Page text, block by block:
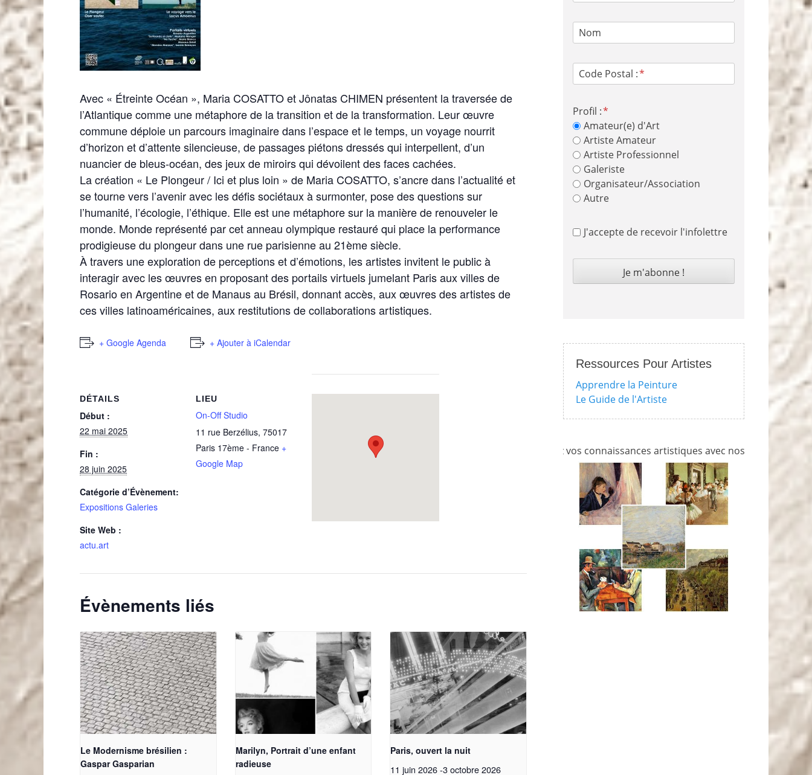
Avec « Étreinte Océan », Maria COSATTO et Jônatas CHIMEN présentent la traversée de
l’Atlantique comme une métaphore de la transition et de la transformation. Leur œuvre
commune déploie un parcours imaginaire dans l’espace et le temps, un voyage nourrit
d’horizon et d’attente silencieuse, de passages piétons dressés qui interpellent, d’un
nuancier de bleus-océan, des jeux de miroirs qui dévoilent des faces cachées.
La création « Le Plongeur / Ici et plus loin » de Maria COSATTO, s’ancre dans l’actualité et
se tourne vers l’avenir avec les défis sociétaux à surmonter, pose des questions sur
l’humanité, l’écologie, l’éthique. Elle est une métaphore sur la manière de renouveler le
monde. Monde représenté par cet anneau olympique restauré qui place la performance
prodigieuse du plongeur dans une rue parisienne au 21ème siècle.
À travers une exploration de perceptions et d’émotions, les artistes invitent le public à
interagir avec les œuvres en proposant des portails virtuels jumelant Paris aux villes de
Rosario en Argentine et de Manaus au Brésil, donnant accès, aux œuvres des artistes de
ces villes latinoaméricaines, aux restitutions de collaborations artistiques.
+ Google Agenda + Ajouter à iCalendar
DÉTAILS
Début :
22 mai 2025
Fin :
28 juin 2025
Catégorie d’Évènement:
Expositions Galeries
Site Web :
actu.art
LIEU
On-Off Studio
11 rue Berzélius, 75017
Paris 17ème - France +
Google Map
Évènements liés
Le Modernisme brésilien :
Gaspar Gasparian
Marilyn, Portrait d’une enfant
radieuse
Paris, ouvert la nuit
11 juin 2026-3 octobre 2026
Nom
Code Postal :
Profil :
Amateur(e) d'Art
Artiste Amateur
Artiste Professionnel
Galeriste
Organisateur/Association
Autre
J'accepte de recevoir l'infolettre
Ressources Pour Artistes
Apprendre la Peinture
Le Guide de l'Artiste
Testez vos connaissances artistiques avec nos quizzes sur